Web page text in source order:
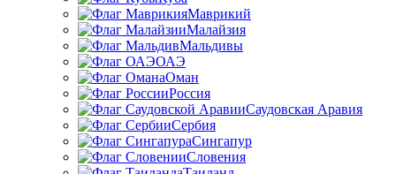
Маврикий
Малайзия
Мальдивы
ОАЭ
Оман
Россия
Саудовская Аравия
Сербия
Сингапур
Словения